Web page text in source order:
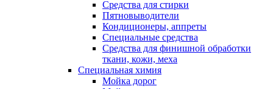
Средства для стирки
Пятновыводители
Кондиционеры, аппреты
Специальные средства
Средства для финишной обработки
ткани, кожи, меха
Специальная химия
Мойка дорог